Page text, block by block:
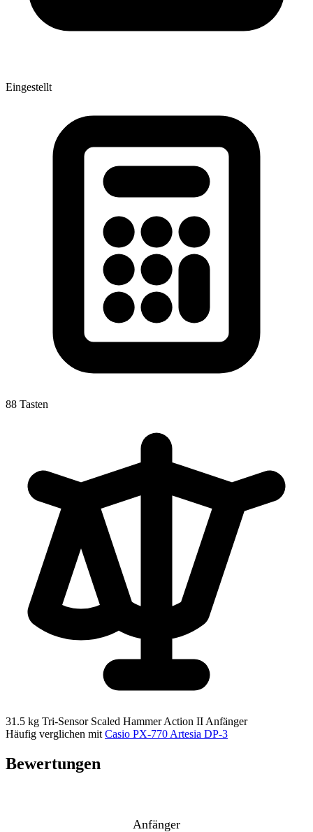
Eingestellt
88 Tasten
31.5 kg Tri-Sensor Scaled Hammer Action II Anfänger
Häufig verglichen mit Casio PX-770 Artesia DP-3
Bewertungen
Anfänger